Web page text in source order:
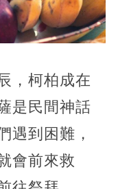
，柯柏成在
是民間神話
遇到困難，
會前來救